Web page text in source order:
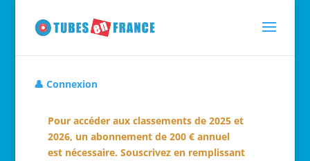
👤 Connexion
Pour accéder aux classements de 2025 et
2026, un abonnement de 200 € annuel
est nécessaire. Souscrivez en remplissant